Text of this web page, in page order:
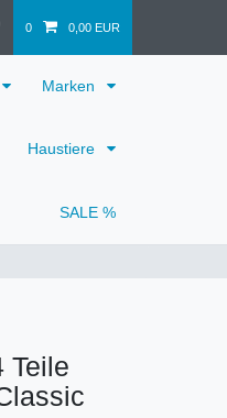
0 0,00 EUR
Marken
Haustiere
SALE %
Teile